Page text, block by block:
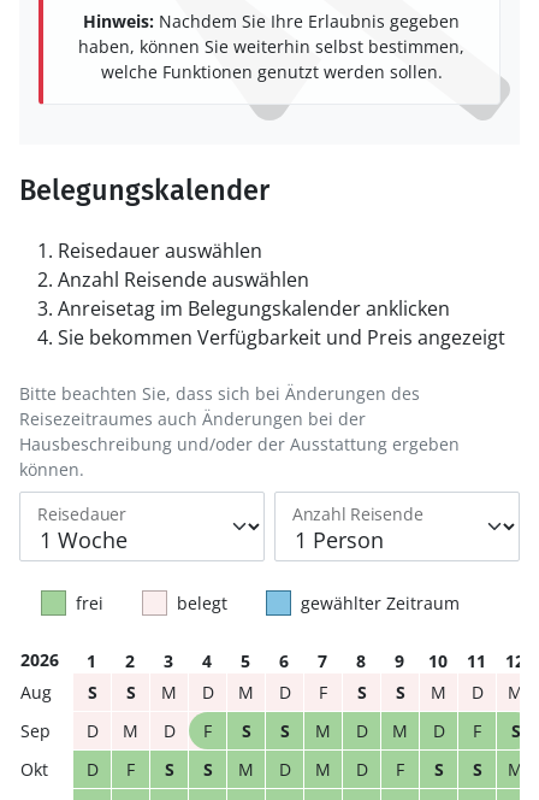
Hinweis: Nachdem Sie Ihre Erlaubnis gegeben
haben, können Sie weiterhin selbst bestimmen,
welche Funktionen genutzt werden sollen.
Belegungskalender
Reisedauer auswählen
Anzahl Reisende auswählen
Anreisetag im Belegungskalender anklicken
Sie bekommen Verfügbarkeit und Preis angezeigt
Reisedauer Anzahl Reisende
Bitte beachten Sie, dass sich bei Änderungen des
Reisezeitraumes auch Änderungen bei der
Hausbeschreibung und/oder der Ausstattung ergeben
können.
frei belegt gewählter Zeitraum
2026 1 2 3 4 5 6 7 8 9 10 11
12
S
S M D M D F S S M D
M
D
M D F S S M D M D F
S
D
F S S M D M D F S S
M